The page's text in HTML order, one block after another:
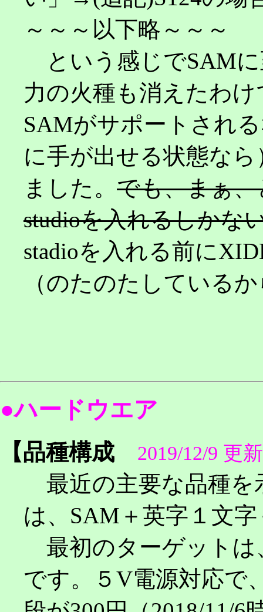
～～～以下略～～～
という感じでSAMに
力の火種も消えたわ
SAMがサポートされ
に手が出せる状態な
ました。 でも、まぁ
studioを入れるしかな
stadioを入れる前に
（のたのたしている
●ハードウエア
【品種構成 2019/12/9 更新
最近の主要な品種を
は、SAM＋英字１文
最初のターゲットは
です。５V電源対応で